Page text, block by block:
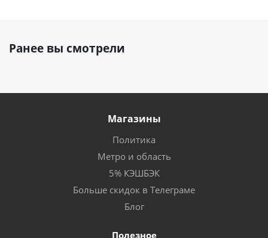
Ранее вы смотрели
Магазины
Политика
Метро и область
5% КЭШБЭК
Больше скидок в Телеграме
Блог
Полезное